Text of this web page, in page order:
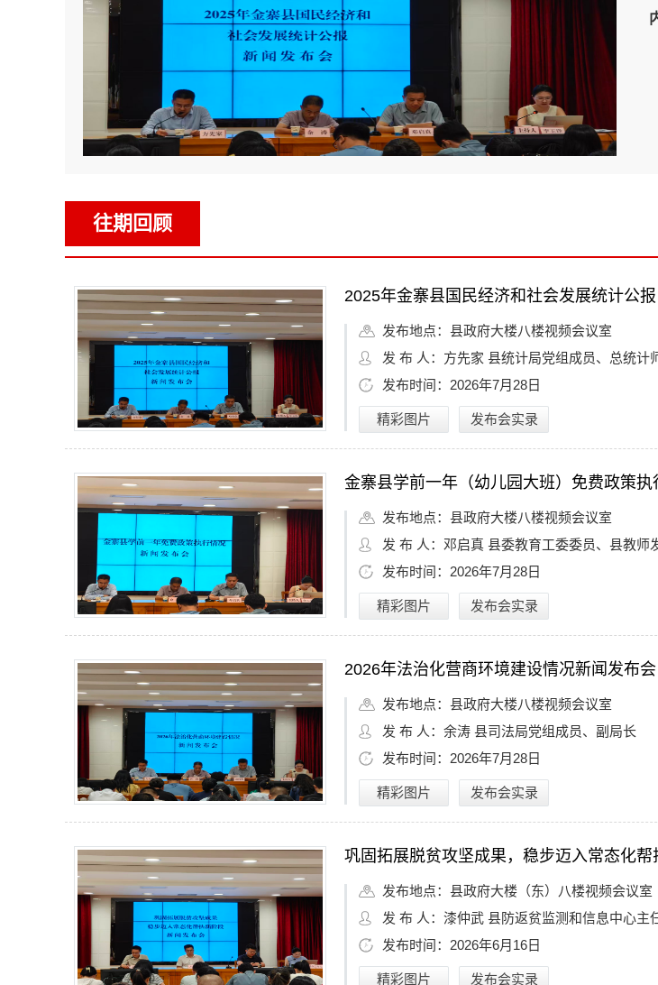
往期回顾
2025年金寨县国民经济和社会发展统计公报
发布地点： 县政府大楼八楼视频会议室
发 布 人： 方先家 县统计局党组成员、总统计
发布时间： 2026年7月28日
精彩图片 发布会实录
金寨县学前一年（幼儿园大班）免费政策
发布地点： 县政府大楼八楼视频会议室
发 布 人： 邓启真 县委教育工委委员、县教师
发布时间： 2026年7月28日
精彩图片 发布会实录
2026年法治化营商环境建设情况新闻发布会
发布地点： 县政府大楼八楼视频会议室
发 布 人： 余涛 县司法局党组成员、副局长
发布时间： 2026年7月28日
精彩图片 发布会实录
发布地点： 县政府大楼（东）八楼视频会议室
发 布 人： 漆仲武 县防返贫监测和信息中心主
发布时间： 2026年6月16日
精彩图片 发布会实录